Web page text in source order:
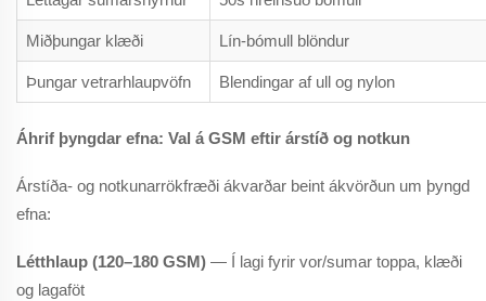
Miðþungar klæði Lín-bómull blöndur
Þungar vetrarhlaupvöfn Blendingar af ull og nylon
Áhrif þyngdar efna: Val á GSM eftir árstíð og notkun
Árstíða- og notkunarrökfræði ákvarðar beint ákvörðun um þyngd
efna:
Létthlaup (120–180 GSM) — Í lagi fyrir vor/sumar toppa, klæði
og lagaföt